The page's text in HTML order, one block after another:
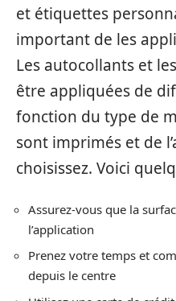
et étiquettes
important de les
Les autocollants et
être appliquées de
fonction du type de
sont imprimés et de
choisissez. Voici
Assurez-vous que la
l’application
Prenez votre temps et
depuis le centre